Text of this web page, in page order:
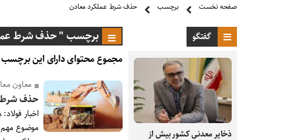
صفحه نخست برچسب حذف شرط عملکرد معادن
گفتگو
ذخایر معدنی کشور بیش از
برچسب " حذف شرط
مجموع محتوای دارای این برچسب
معاون
حذف شرط
اخبار
موضوع مهم